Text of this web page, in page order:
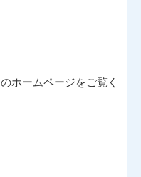
のホームページをご覧く